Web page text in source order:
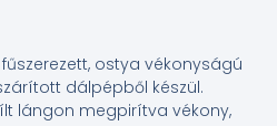
ostya vékonyságú
dálpépből készül.
lángon megpirítva vékony,